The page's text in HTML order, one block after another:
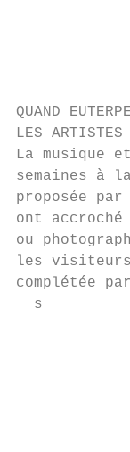
QUAND
LES ARTISTES
La musique
semaines à
proposée
ont
ou
les
complétée
  s